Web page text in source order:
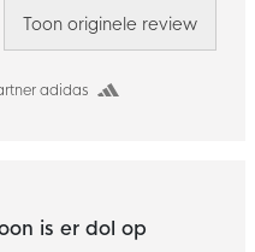
adidas
Toon originele review
is er dol op